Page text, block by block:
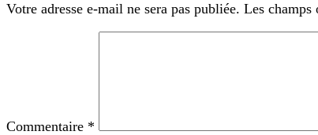
Votre adresse e-mail ne sera pas publiée. Les champs
Commentaire *